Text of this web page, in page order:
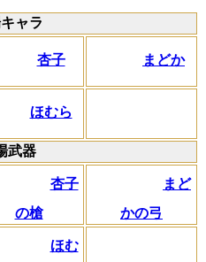
ャラ
杏子 まどか
ほむら
武器
杏子
の槍
まど
かの弓
ほむ